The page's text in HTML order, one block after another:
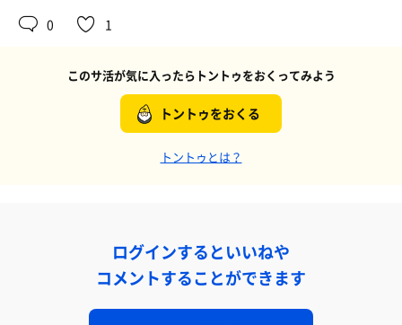
0
1
このサ活が気に入ったらトントゥをおくってみよう
トントゥをおくる
トントゥとは？
ログインするといいねや
コメントすることができます